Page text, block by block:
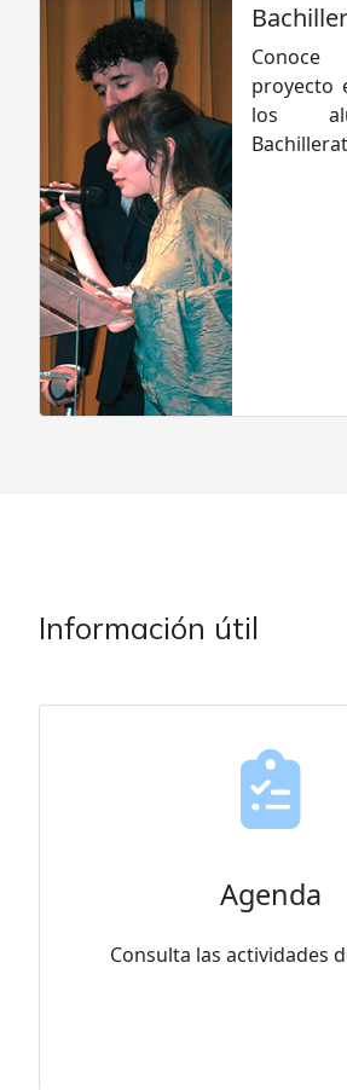
proyecto
los
Información útil
Agenda
Consulta las actividades